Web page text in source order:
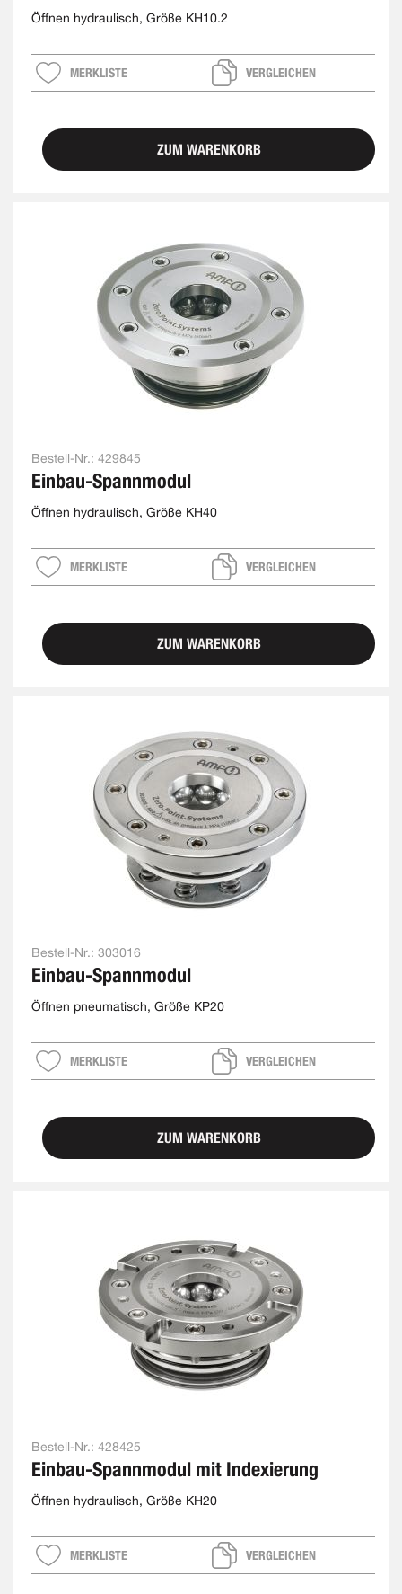
Öffnen hydraulisch, Größe KH10.2
MERKLISTE VERGLEICHEN
ZUM WARENKORB
Bestell-Nr.: 429845
Einbau-Spannmodul
Öffnen hydraulisch, Größe KH40
MERKLISTE VERGLEICHEN
ZUM WARENKORB
Bestell-Nr.: 303016
Einbau-Spannmodul
Öffnen pneumatisch, Größe KP20
MERKLISTE VERGLEICHEN
ZUM WARENKORB
Bestell-Nr.: 428425
Einbau-Spannmodul mit Indexierung
Öffnen hydraulisch, Größe KH20
MERKLISTE VERGLEICHEN